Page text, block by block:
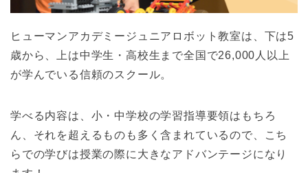
ヒューマンアカデミージュニアロボット教室は、下は5
歳から、上は中学生・高校生まで全国で26,000人以上
が学んでいる信頼のスクール。
学べる内容は、小・中学校の学習指導要領はもちろ
ん、それを超えるものも多く含まれているので、こち
らでの学びは授業の際に大きなアドバンテージになり